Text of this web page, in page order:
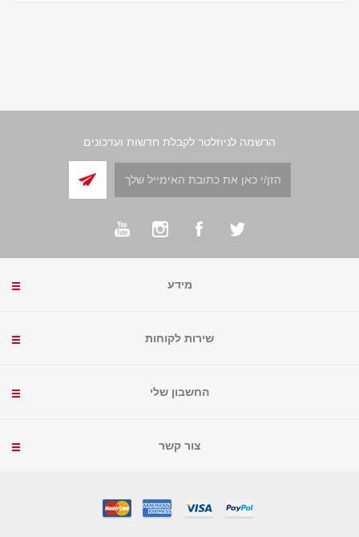
הרשמה לניוזלטר לקבלת חדשות ועדכונים
מידע
שירות לקוחות
החשבון שלי
צור קשר